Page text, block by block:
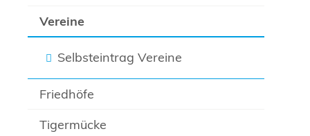
Vereine
Selbsteintrag Vereine
Friedhöfe
Tigermücke